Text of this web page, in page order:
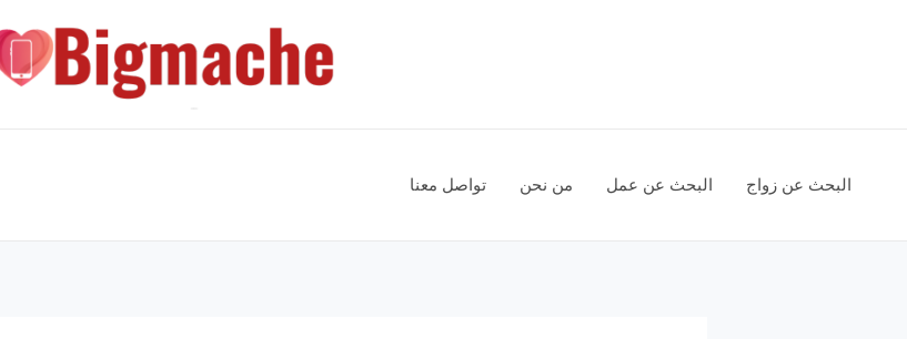
البحث عن زواج البحث عن عمل من نحن تواصل معنا